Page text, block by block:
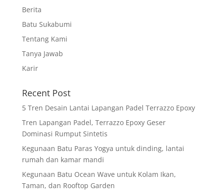
Berita
Batu Sukabumi
Tentang Kami
Tanya Jawab
Karir
Recent Post
5 Tren Desain Lantai Lapangan Padel Terrazzo Epoxy
Tren Lapangan Padel, Terrazzo Epoxy Geser
Dominasi Rumput Sintetis
Kegunaan Batu Paras Yogya untuk dinding, lantai
rumah dan kamar mandi
Kegunaan Batu Ocean Wave untuk Kolam Ikan,
Taman, dan Rooftop Garden